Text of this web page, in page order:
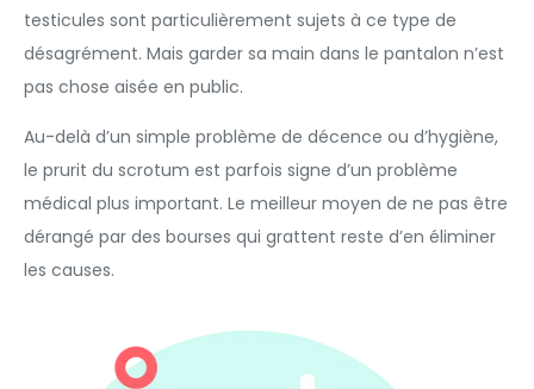
testicules sont particulièrement sujets à ce type de
désagrément. Mais garder sa main dans le pantalon n’est
pas chose aisée en public.
Au-delà d’un simple problème de décence ou d’hygiène,
le prurit du scrotum est parfois signe d’un problème
médical plus important. Le meilleur moyen de ne pas être
dérangé par des bourses qui grattent reste d’en éliminer
les causes.